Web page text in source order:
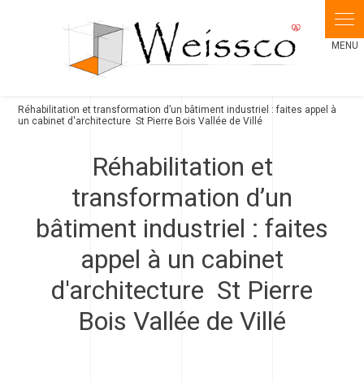
Réhabilitation et transformation d’un bâtiment industriel : faites appel à
un cabinet d'architecture St Pierre Bois Vallée de Villé
Réhabilitation et
transformation d’un
bâtiment industriel : faites
appel à un cabinet
d'architecture St Pierre
Bois Vallée de Villé